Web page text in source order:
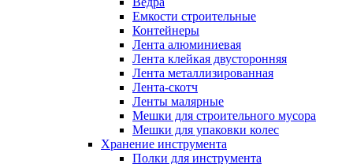
Емкости строительные
Контейнеры
Лента алюминиевая
Лента клейкая двусторонняя
Лента металлизированная
Лента-скотч
Ленты малярные
Мешки для строительного мусора
Мешки для упаковки колес
Хранение инструмента
Полки для инструмента